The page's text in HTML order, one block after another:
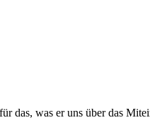
das, was er uns über das‍